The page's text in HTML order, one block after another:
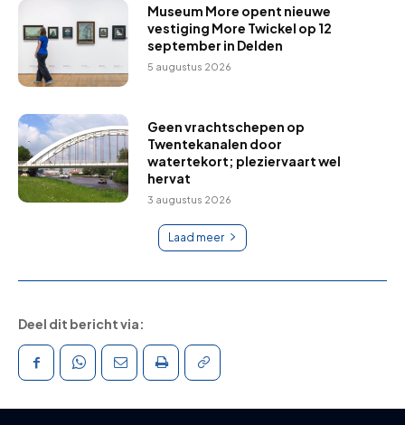
Museum More opent nieuwe
vestiging More Twickel op 12
september in Delden
5 augustus 2026
Geen vrachtschepen op
Twentekanalen door
watertekort; pleziervaart wel
hervat
3 augustus 2026
Laad meer
Deel dit bericht via: